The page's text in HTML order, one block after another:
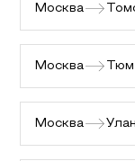
Москва
Москва
Москва